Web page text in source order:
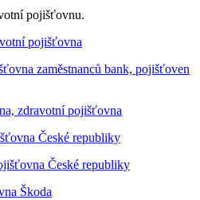
pojišťovnu.
pojišťovna
zaměstnanců bank, pojišťoven
zdravotní pojišťovna
České republiky
České republiky
Škoda